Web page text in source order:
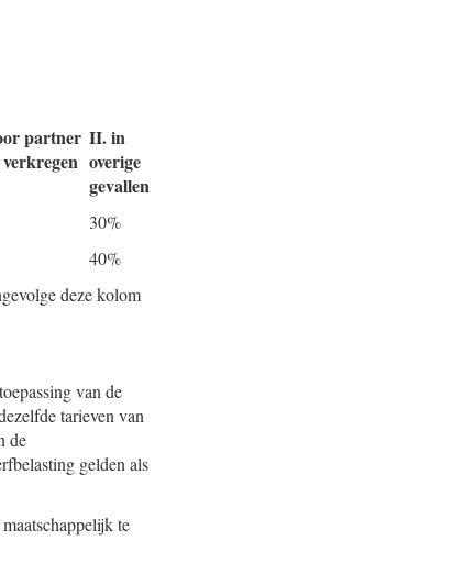
partner II. in
overige
gevallen
30%
40%
deze kolom
van de
tarieven van
de
gelden als
te